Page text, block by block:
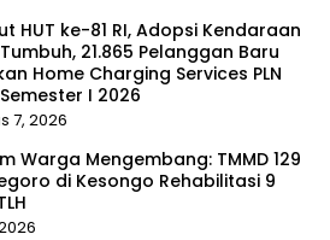
HUT ke-81 RI, Adopsi Kendaraan
21.865 Pelanggan Baru
Home Charging Services PLN
I 2026
7, 2026
Warga Mengembang: TMMD 129
di Kesongo Rehabilitasi 9